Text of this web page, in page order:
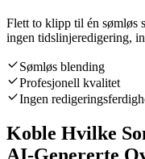
Flett to klipp til én sømløs
ingen tidslinjeredigering,
Sømløs blending
Profesjonell kvalitet
Ingen
Koble Hvilke
AI-Genererte